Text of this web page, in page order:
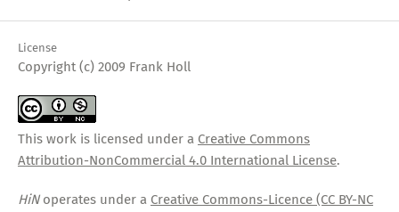
License
Copyright (c) 2009 Frank Holl
This work is licensed under a Creative Commons
Attribution-NonCommercial 4.0 International License.
HiNoperates under a Creative Commons-Licence (CC BY-NC